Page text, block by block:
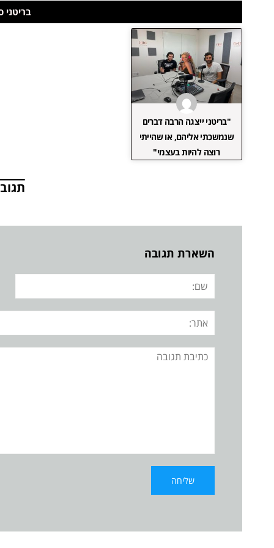
בריטני
"בריטני ייצגה הרבה דברים
שנמשכתי אליהם, או שהייתי
רוצה להיות בעצמי"
השארת תגובה
שם:
אתר:
תגובה